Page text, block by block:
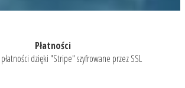
Płatności
dzięki "Stripe" szyfrowane przez SSL